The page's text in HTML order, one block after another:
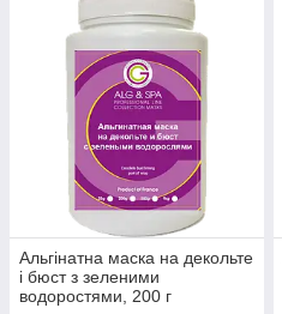
Альгінатна маска на декольте
і бюст з зеленими
водоростями, 200 г